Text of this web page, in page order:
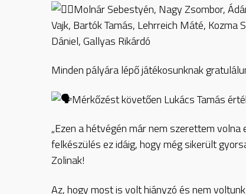
Molnár Sebestyén, Nagy Zsombor,
Vajk, Bartók Tamás, Lehrreich Máté, Kozma
Dániel, Gallyas Rikárdó
Minden pályára lépő játékosunknak
Mérkőzést követően Lukács Tamás
„Ezen a hétvégén már nem szerettem
felkészülés ez idáig, hogy még sikerült
Zolinak!
Az, hogy most is volt hiányzó és nem